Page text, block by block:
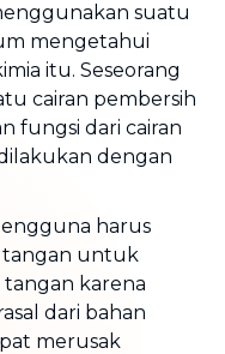
suatu
mengetahui
itu. Seseorang
cairan pembersih
fungsi dari cairan
dengan
harus
tangan untuk
karena
dari bahan
merusak